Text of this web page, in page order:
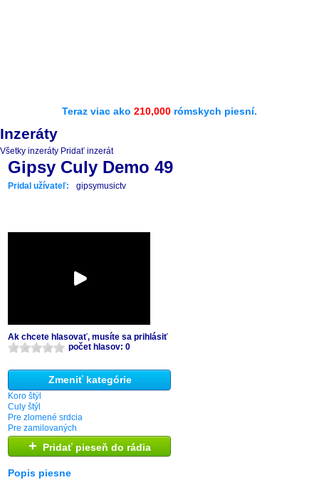
Teraz viac ako 210,000 rómskych piesní.
Inzeráty
Všetky inzeráty Pridať inzerát
Gipsy Culy Demo 49
Pridal užívateľ: gipsymusictv
Ak chcete hlasovať, musíte sa prihlásiť
počet hlasov: 0
Zmeniť kategórie
Koro štýl
Culy štýl
Pre zlomené srdcia
Pre zamilovaných
+ Pridať pieseň do rádia
Popis piesne